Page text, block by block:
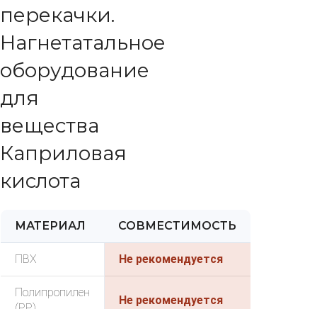
перекачки.
Нагнетатальное
оборудование
для
вещества
Каприловая
кислота
МАТЕРИАЛ СОВМЕСТИМОСТЬ
ПВХ Не рекомендуется
Полипропилен
Не рекомендуется